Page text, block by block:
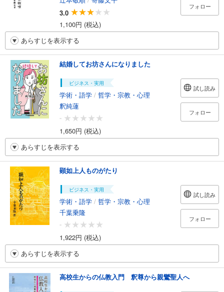
3.0
1,100円 (税込)
フォロー
あらすじを表示する
結婚してお坊さんになりました
ビジネス・実用
学術・語学 / 哲学・宗教・心理
釈純蓮
-
1,650円 (税込)
試し読み
フォロー
あらすじを表示する
顕如上人ものがたり
ビジネス・実用
学術・語学 / 哲学・宗教・心理
千葉乗隆
-
1,922円 (税込)
試し読み
フォロー
あらすじを表示する
高校生からの仏教入門 釈尊から親鸞聖人へ